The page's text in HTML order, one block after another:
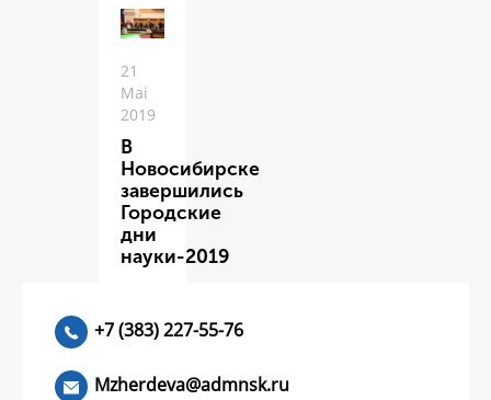
21
Mai
2019
В
Новосибирске
завершились
Городские
дни
науки-2019
+7 (383) 227-55-76
Mzherdeva@admnsk.ru